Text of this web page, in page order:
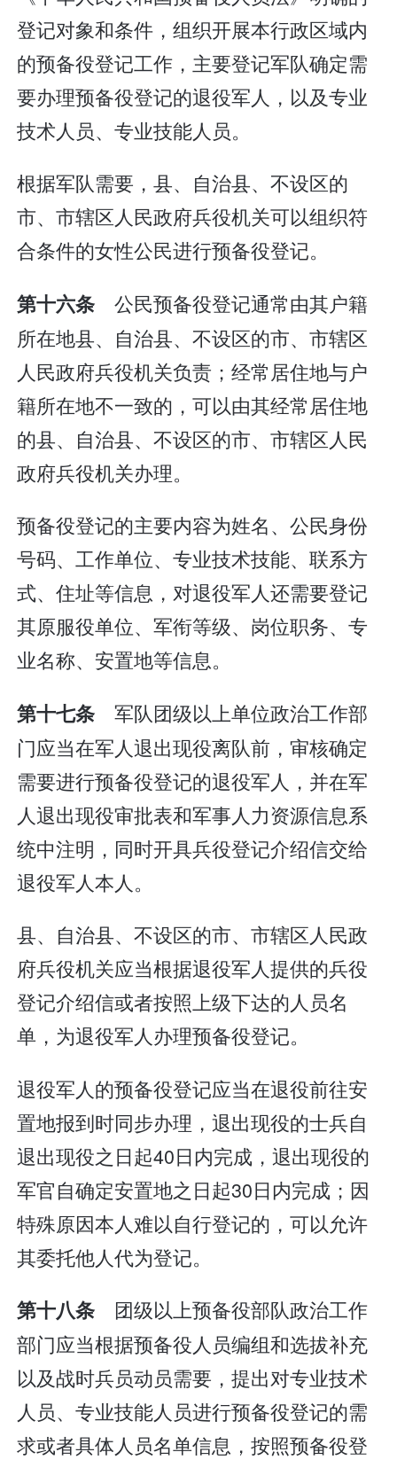
登记对象和条件，组织开展本行政区域内
的预备役登记工作，主要登记军队确定需
要办理预备役登记的退役军人，以及专业
技术人员、专业技能人员。
根据军队需要，县、自治县、不设区的
市、市辖区人民政府兵役机关可以组织符
合条件的女性公民进行预备役登记。
第十六条公民预备役登记通常由其户籍
所在地县、自治县、不设区的市、市辖区
人民政府兵役机关负责；经常居住地与户
籍所在地不一致的，可以由其经常居住地
的县、自治县、不设区的市、市辖区人民
政府兵役机关办理。
预备役登记的主要内容为姓名、公民身份
号码、工作单位、专业技术技能、联系方
式、住址等信息，对退役军人还需要登记
其原服役单位、军衔等级、岗位职务、专
业名称、安置地等信息。
第十七条军队团级以上单位政治工作部
门应当在军人退出现役离队前，审核确定
需要进行预备役登记的退役军人，并在军
人退出现役审批表和军事人力资源信息系
统中注明，同时开具兵役登记介绍信交给
退役军人本人。
县、自治县、不设区的市、市辖区人民政
府兵役机关应当根据退役军人提供的兵役
登记介绍信或者按照上级下达的人员名
单，为退役军人办理预备役登记。
退役军人的预备役登记应当在退役前往安
置地报到时同步办理，退出现役的士兵自
退出现役之日起40日内完成，退出现役的
军官自确定安置地之日起30日内完成；因
特殊原因本人难以自行登记的，可以允许
其委托他人代为登记。
第十八条 团级以上预备役部队政治工作
部门应当根据预备役人员编组和选拔补充
以及战时兵员动员需要，提出对专业技术
人员、专业技能人员进行预备役登记的需
求或者具体人员名单信息，按照预备役登